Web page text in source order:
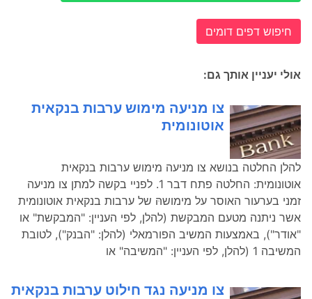
חיפוש דפים דומים
אולי יעניין אותך גם:
צו מניעה מימוש ערבות בנקאית
אוטונומית
להלן החלטה בנושא צו מניעה מימוש ערבות בנקאית
אוטונומית: החלטה פתח דבר 1. לפניי בקשה למתן צו מניעה
זמני בערעור האוסר על מימושהּ של ערבות בנקאית אוטונומית
אשר ניתנה מטעם המבקשת (להלן, לפי העניין: "המבקשת" או
"אודר"), באמצעות המשיב הפורמאלי (להלן: "הבנק"), לטובת
המשיבה 1 (להלן, לפי העניין: "המשיבה" או
צו מניעה נגד חילוט ערבות בנקאית